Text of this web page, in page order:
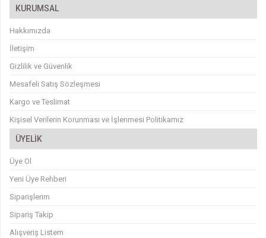
KURUMSAL
Hakkımızda
İletişim
Gizlilik ve Güvenlik
Mesafeli Satış Sözleşmesi
Kargo ve Teslimat
Kişisel Verilerin Korunması ve İşlenmesi Politikamız
ÜYELİK
Üye Ol
Yeni Üye Rehberi
Siparişlerim
Sipariş Takip
Alışveriş Listem